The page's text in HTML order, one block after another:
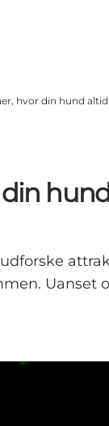
hvor din hund